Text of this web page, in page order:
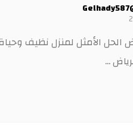
الحل الأمثل لمنزل نظيف
...